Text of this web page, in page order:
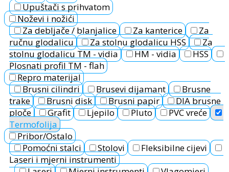
Upuštači s prihvatom
Noževi i nožići
Za debljače / blanjalice
Za kanterice
Za
ručnu glodalicu
Za stolnu glodalicu HSS
Za
stolnu glodalicu TM - vidia
HM - vidia
HSS
Plosnati profil TM - flah
Repro materijal
Brusni cilindri
Brusevi dijamant
Brusne
trake
Brusni disk Brusni papir
DIA brusne
ploče
Grafit Ljepilo Pluto
PVC vreće
Termofolija
Pribor/Ostalo
Pomoćni stalci
Stolovi
Fleksibilne cijevi
Laseri i mjerni instrumenti